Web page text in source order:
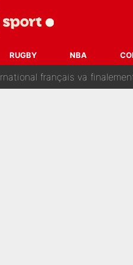
RUGBY NBA
Zinédine Zidane s’était imaginé
: «Pendant un moment, je ne
français va